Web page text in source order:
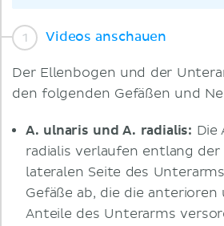
Videos anschauen
Der Ellenbogen und der
den folgenden Gefäßen und
A. ulnaris und A. radialis: Die
radialis verlaufen entlang
lateralen Seite des
Gefäße ab, die die
Anteile des Unterarms